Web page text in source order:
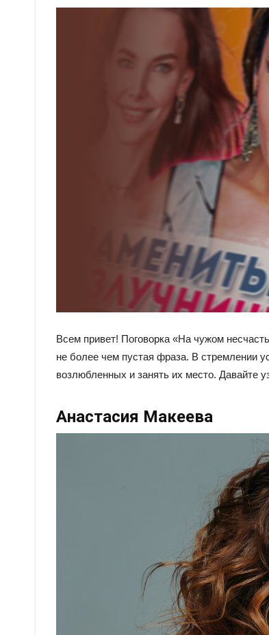
Всем привет! Поговорка «На чужом
не более чем пустая фраза. В стремлении
возлюбленных и занять их место. Давайте
Анастасия Макеева